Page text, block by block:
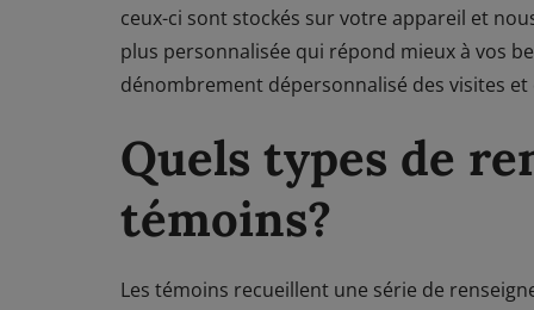
ceux-ci sont stockés sur votre appareil et
plus personnalisée qui répond mieux à vos
dénombrement dépersonnalisé des visites et
Quels types de
témoins?
Les témoins recueillent une série de